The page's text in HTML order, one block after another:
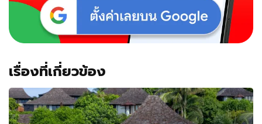
เรื่องที่เกี่ยวข้อง